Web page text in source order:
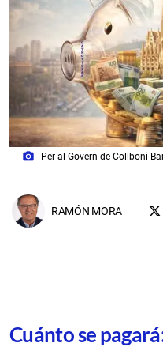
photo_camera Per al Govern de Collboni
RAMÓN MORA
Cuánto se